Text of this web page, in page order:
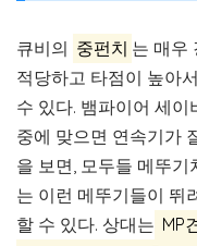
큐비의 중펀치 는 매우
적당하고 타점이 높아
수 있다. 뱀파이어 세
중에 맞으면 연속기가
을 보면, 모두들 메뚜기
는 이런 메뚜기들이 뛰
할 수 있다. 상대는 MP